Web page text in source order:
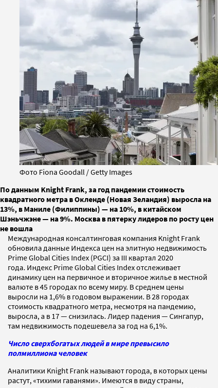
Фото Fiona Goodall / Getty Images
По данным Knight Frank, за год пандемии стоимость
квадратного метра в Окленде (Новая Зеландия) выросла на
13%, в Маниле (Филиппины) — на 10%, в китайском
Шэньчжэне — на 9%. Москва в пятерку лидеров по росту цен
не вошла
Международная консалтинговая компания Knight Frank
обновила данные Индекса цен на элитную недвижимость
Prime Global Cities Index (PGCI) за III квартал 2020
года. Индекс Prime Global Cities Index отслеживает
динамику цен на первичное и вторичное жилье в местной
валюте в 45 городах по всему миру. В среднем цены
выросли на 1,6% в годовом выражении. В 28 городах
стоимость квадратного метра, несмотря на пандемию,
выросла, а в 17 — снизилась. Лидер падения — Сингапур,
там недвижимость подешевела за год на 6,1%.
Число сверхбогатых людей в мире превысило
полмиллиона человек
Аналитики Knight Frank называют города, в которых цены
растут, «тихими гаванями». Имеются в виду страны,